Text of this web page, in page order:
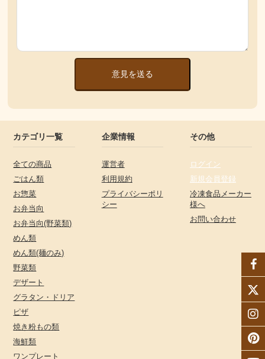
意見を送る
カテゴリ一覧
全ての商品
ごはん類
お惣菜
お弁当向
お弁当向(野菜類)
めん類
めん類(麺のみ)
野菜類
デザート
グラタン・ドリア
ピザ
焼き粉もの類
海鮮類
ワンプレート
企業情報
運営者
利用規約
プライバシーポリ
シー
その他
ログイン
新規会員登録
冷凍食品メーカー
様へ
お問い合わせ